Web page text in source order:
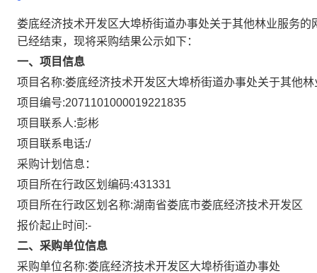
娄底经济技术开发区大埠桥街道办事处关于其他林业服务的
已经结束，现将采购结果公示如下：
一、项目信息
项目名称:娄底经济技术开发区大埠桥街道办事处关于其他
项目编号:2071101000019221835
项目联系人:彭彬
项目联系电话:/
采购计划信息：
项目所在行政区划编码:431331
项目所在行政区划名称:湖南省娄底市娄底经济技术开发区
报价起止时间:-
二、采购单位信息
采购单位名称:娄底经济技术开发区大埠桥街道办事处